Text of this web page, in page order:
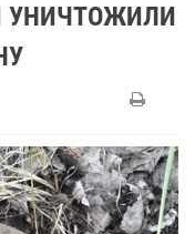
УНИЧТОЖИЛИ